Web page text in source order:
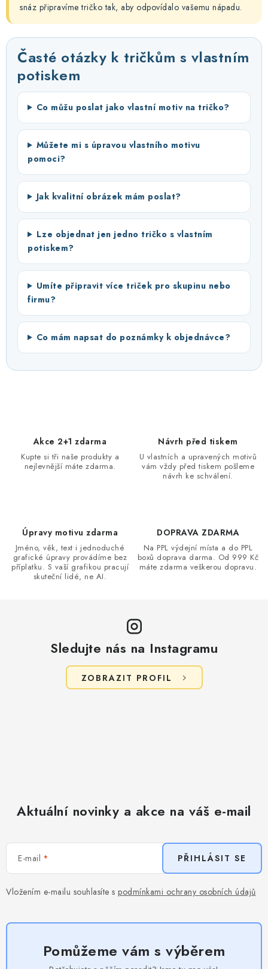
snáz připravíme tričko tak, aby odpovídalo vašemu nápadu.
Časté otázky k tričkům s vlastním
potiskem
Co můžu poslat jako vlastní motiv na tričko?
Můžete mi s úpravou vlastního motivu
pomoci?
Jak kvalitní obrázek mám poslat?
Lze objednat jen jedno tričko s vlastním
potiskem?
Umíte připravit více triček pro skupinu nebo
firmu?
Co mám napsat do poznámky k objednávce?
Akce 2+1 zdarma
Kupte si tři naše produkty a
nejlevnější máte zdarma.
Návrh před tiskem
U vlastních a upravených motivů
vám vždy před tiskem pošleme
návrh ke schválení.
Úpravy motivu zdarma
Jméno, věk, text i jednoduché
grafické úpravy provádíme bez
příplatku. S vaší grafikou pracují
skuteční lidé, ne AI.
DOPRAVA ZDARMA
Na PPL výdejní místa a do PPL
boxů doprava darma. Od 999 Kč
máte zdarma veškerou dopravu.
Sledujte nás na Instagramu
ZOBRAZIT PROFIL
Aktuální novinky a akce na váš e-mail
E-mail
Vložením e-mailu souhlasíte s podmínkami ochrany osobních údajů
PŘIHLÁSIT SE
Pomůžeme vám s výběrem